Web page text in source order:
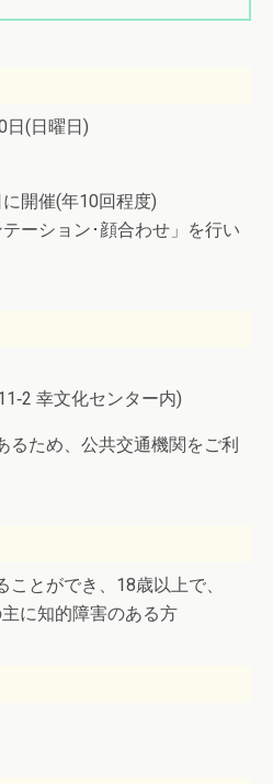
日(日曜日)
開催(年10回程度)
ーション･顔合わせ」を行い
幸文化センター内)
ため、公共交通機関をご利
とができ、18歳以上で、
に知的障害のある方